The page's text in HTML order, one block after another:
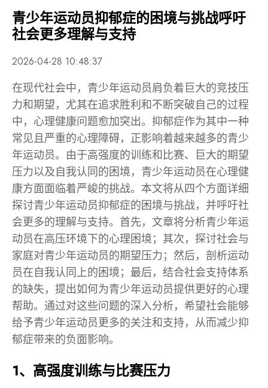
青少年运动员抑郁症的困境与挑战呼吁
社会更多理解与支持
2026-04-28 10:48:37
在现代社会中，青少年运动员肩负着巨大的竞技压
力和期望，尤其在追求胜利和不断突破自己的过程
中，心理健康问题愈加突出。抑郁症作为其中一种
常见且严重的心理障碍，正影响着越来越多的青少
年运动员。由于高强度的训练和比赛、巨大的期望
压力以及自我认同的困境，青少年运动员在心理健
康方面面临着严峻的挑战。本文将从四个方面详细
探讨青少年运动员抑郁症的困境与挑战，并呼吁社
会更多的理解与支持。首先，文章将分析青少年运
动员在高压环境下的心理困境；其次，探讨社会与
家庭对青少年运动员的期望压力；然后，剖析运动
员在自我认同上的困境；最后，结合社会支持体系
的缺失，提出如何为青少年运动员提供更好的心理
帮助。通过对这些问题的深入分析，希望社会能够
给予青少年运动员更多的关注和支持，从而减少抑
郁症带来的负面影响。
1、高强度训练与比赛压力